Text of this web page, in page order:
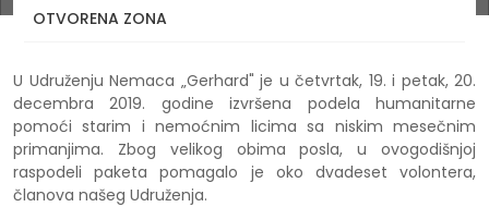
OTVORENA ZONA
U Udruženju Nemaca „Gerhard" je u četvrtak, 19. i petak, 20.
decembra 2019. godine izvršena podela humanitarne
pomoći starim i nemoćnim licima sa niskim mesečnim
primanjima. Zbog velikog obima posla, u ovogodišnjoj
raspodeli paketa pomagalo je oko dvadeset volontera,
članova našeg Udruženja.